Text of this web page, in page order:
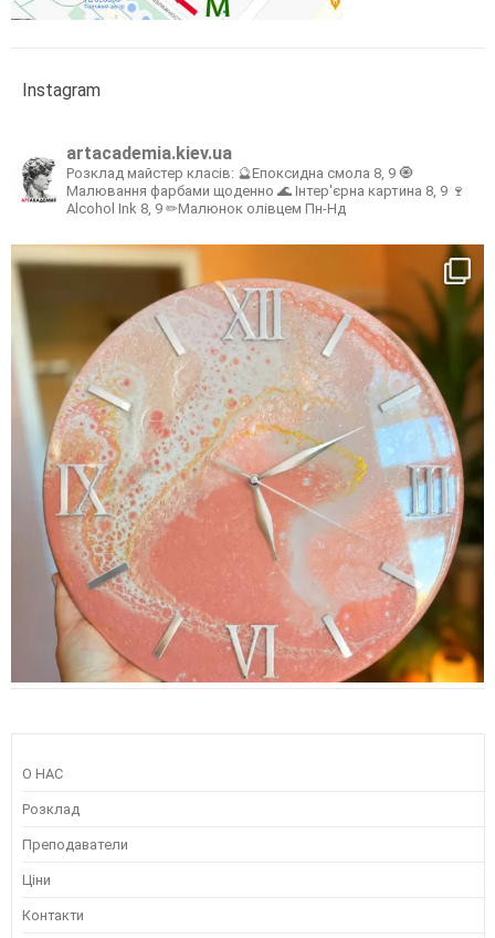
Instagram
artacademia.kiev.ua
Розклад майстер класів: 🔮Епоксидна смола 8, 9 🧿
Малювання фарбами щоденно 🌊 Інтер'єрна картина 8, 9 🍷
Alcohol Ink 8, 9 ✏Малюнок олівцем Пн-Нд
О НАС
Розклад
Преподаватели
Ціни
Контакти